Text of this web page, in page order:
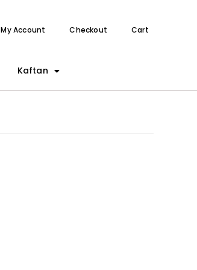
My Account Checkout Cart
Kaftan